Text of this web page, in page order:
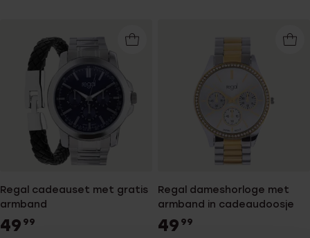
Regal cadeauset met gratis
armband
49 99
Regal dameshorloge met
armband in cadeaudoosje
49 99